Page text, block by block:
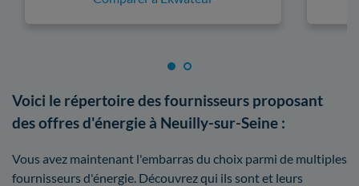
Voici le répertoire des fournisseurs proposant
des offres d'énergie à Neuilly-sur-Seine :
Vous avez maintenant l'embarras du choix parmi de multiples
fournisseurs d'énergie. Découvrez qui ils sont et leurs